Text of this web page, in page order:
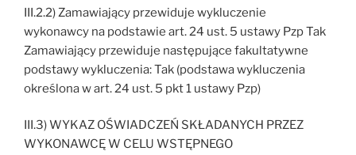
III.2.2) Zamawiający przewiduje wykluczenie
wykonawcy na podstawie art. 24 ust. 5 ustawy Pzp Tak
Zamawiający przewiduje następujące fakultatywne
podstawy wykluczenia: Tak (podstawa wykluczenia
określona w art. 24 ust. 5 pkt 1 ustawy Pzp)
III.3) WYKAZ OŚWIADCZEŃ SKŁADANYCH PRZEZ
WYKONAWCĘ W CELU WSTĘPNEGO